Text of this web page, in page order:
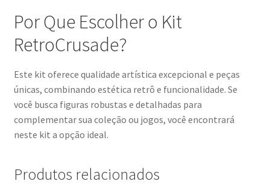
Por Que Escolher o Kit
RetroCrusade?
Este kit oferece qualidade artística excepcional e peças
únicas, combinando estética retrô e funcionalidade. Se
você busca figuras robustas e detalhadas para
complementar sua coleção ou jogos, você encontrará
neste kit a opção ideal.
Produtos relacionados